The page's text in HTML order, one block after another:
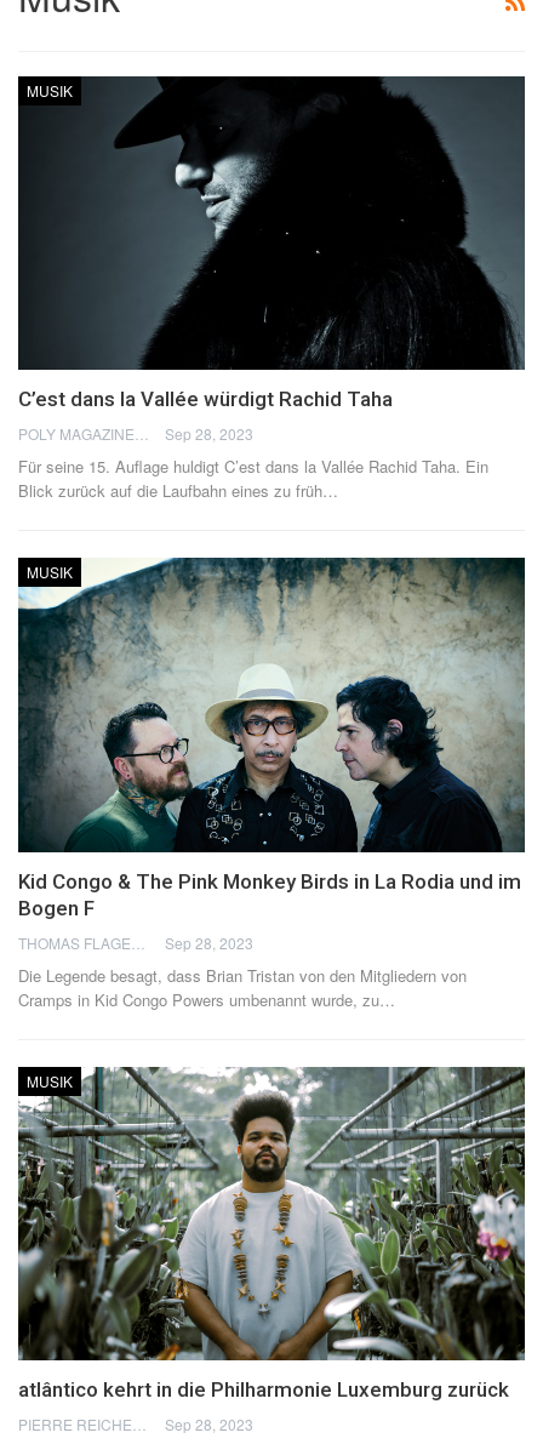
MUSIK
C’est dans la Vallée würdigt Rachid Taha
Sep 28, 2023
Für seine 15. Auflage huldigt C’est dans la Vallée Rachid Taha. Ein
Blick zurück auf die Laufbahn eines zu früh…
MUSIK
Kid Congo & The Pink Monkey Birds in La Rodia und im
Bogen F
Sep 28, 2023
Die Legende besagt, dass Brian Tristan von den Mitgliedern von
Cramps in Kid Congo Powers umbenannt wurde, zu…
MUSIK
atlântico kehrt in die Philharmonie Luxemburg zurück
Sep 28, 2023